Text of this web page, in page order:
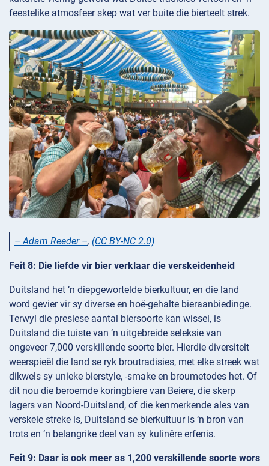
feestelike atmosfeer skep wat ver buite die bierteelt strek.
– Adam Reeder –, (CC BY-NC 2.0)
Feit 8: Die liefde vir bier verklaar die verskeidenheid
Duitsland het ‘n diepgewortelde bierkultuur, en die land
word gevier vir sy diverse en hoë-gehalte bieraanbiedinge.
Terwyl die presiese aantal biersoorte kan wissel, is
Duitsland die tuiste van ‘n uitgebreide seleksie van
ongeveer 7,000 verskillende soorte bier. Hierdie diversiteit
weerspieël die land se ryk broutradisies, met elke streek wat
dikwels sy unieke bierstyle, -smake en broumetodes het. Of
dit nou die beroemde koringbiere van Beiere, die skerp
lagers van Noord-Duitsland, of die kenmerkende ales van
verskeie streke is, Duitsland se bierkultuur is ‘n bron van
trots en ‘n belangrike deel van sy kulinêre erfenis.
Feit 9: Daar is ook meer as 1,200 verskillende soorte wors